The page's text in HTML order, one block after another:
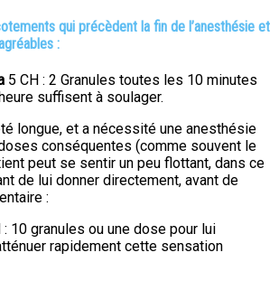
qui précèdent la fin de l’anesthésie et
:
5 CH : 2 Granules toutes les 10 minutes
suffisent à soulager.
longue, et a nécessité une anesthésie
conséquentes (comme souvent le
peut se sentir un peu flottant, dans ce
de lui donner directement, avant de
:
: 10 granules ou une dose pour lui
rapidement cette sensation